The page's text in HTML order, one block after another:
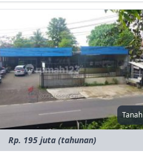
Tanah
Rp. 195 juta (tahunan)